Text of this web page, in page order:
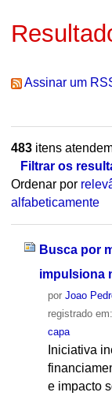
Assinar um
483itens
Filtrar os
Ordenar por
alfabeticamente
Busca por
impulsiona
por Joao
registrado em:
capa
Iniciativa
e impacto